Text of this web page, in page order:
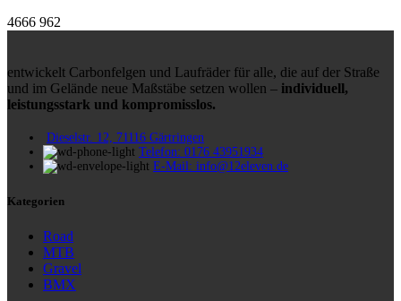
4666 962
entwickelt Carbonfelgen und Laufräder für alle, die auf der Straße
und im Gelände neue Maßstäbe setzen wollen – individuell,
leistungsstark und kompromisslos.
Dieselstr. 12, 71116 Gärtringen
Telefon: 0176 43951934
E-Mail: info@12eleven.de
Kategorien
Road
MTB
Gravel
BMX